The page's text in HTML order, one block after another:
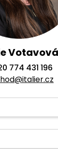
Votavová
774 431 196